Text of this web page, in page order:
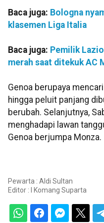
Baca juga: Bologna
klasemen Liga Italia
Baca juga: Pemilik
merah saat ditekuk AC
Genoa berupaya
hingga peluit panjang
berubah. Selanjutnya,
menghadapi lawan
Genoa berjumpa Monza.
Pewarta : Aldi Sultan
Editor :
I Komang Suparta